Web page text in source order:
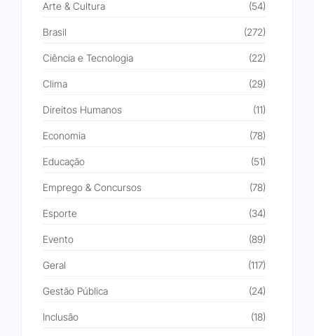
Arte & Cultura (54)
Brasil (272)
Ciência e Tecnologia (22)
Clima (29)
Direitos Humanos (11)
Economia (78)
Educação (51)
Emprego & Concursos (78)
Esporte (34)
Evento (89)
Geral (117)
Gestão Pública (24)
Inclusão (18)